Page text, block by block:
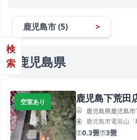
検
索
鹿児島市 (5) >
鹿児島県
空室あり 鹿児島下荒田
鹿児島市電谷山
0.3畳 3畳